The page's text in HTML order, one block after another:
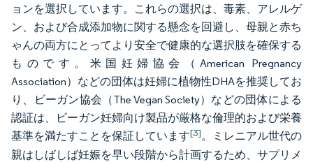
ョンを選択しています。これらの選択は、毒素、アレルゲ
ン、および合成添加物に関する懸念を回避し、母親と赤ち
ゃんの両方にとってより安全で健康的な選択肢を確保する
ものです。米国妊婦協会（American Pregnancy
Association）などの団体は妊婦に植物性DHAを推奨してお
り、ビーガン協会（The Vegan Society）などの団体による
認証は、ビーガン妊婦向け製品が厳格な倫理的および栄養
基準を満たすことを保証しています[3]。ミレニアル世代の
親はしばしば妊娠を早い段階から計画するため、サプリメ